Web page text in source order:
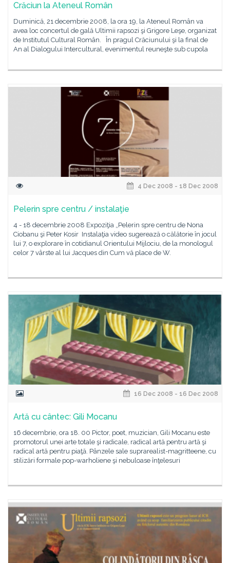
Crăciun la Ateneul Român
Duminică, 21 decembrie 2008, la ora 19, la Ateneul Român va
avea loc concertul de gală Ultimii rapsozi şi Grigore Leşe, organizat
de Institutul Cultural Român. În pragul Crăciunului şi la final de
An al Dialogului Intercultural, evenimentul reuneşte sub cupola
4 Dec 2008 - 18 Dec 2008
Pelerin spre centru / instalaţie
4 - 18 decembrie 2008 Expoziţia „Pelerin spre centru de Nona
Ciobanu şi Peter Kosir Instalaţia video sugerează o călătorie în jocul
lui 7, o explorare în cotidianul Orientului Mijlociu, de la monologul
celor 7 vârste al lui Jacques din Cum vă place de W.
16 Dec 2008 - 16 Dec 2008
Artă cu cântec: Gili Mocanu
16 decembrie, ora 18. 00 Pictor, poet, muzician, Gili Mocanu este
promotorul unei arte totale şi radicale, radical artă pentru artă şi
radical artă pentru piaţă. Pânzele sale suprarealist-magritteene, cu
stilizări formale pop-warholiene şi nebuloase înţelesuri